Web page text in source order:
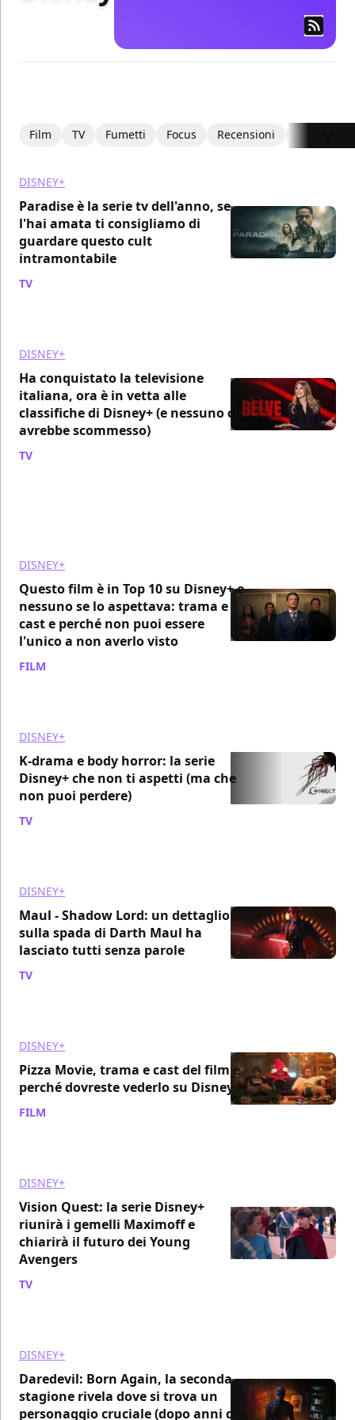
Film TV Fumetti Focus Recensioni
DISNEY+
Paradise è la serie tv dell'anno, se
l'hai amata ti consigliamo di
guardare questo cult
intramontabile
TV
DISNEY+
Ha conquistato la televisione
italiana, ora è in vetta alle
classifiche di Disney+ (e nessuno ci
avrebbe scommesso)
TV
DISNEY+
Questo film è in Top 10 su Disney+ e
nessuno se lo aspettava: trama e
cast e perché non puoi essere
l'unico a non averlo visto
FILM
DISNEY+
K-drama e body horror: la serie
Disney+ che non ti aspetti (ma che
non puoi perdere)
TV
DISNEY+
Maul - Shadow Lord: un dettaglio
sulla spada di Darth Maul ha
lasciato tutti senza parole
TV
DISNEY+
Pizza Movie, trama e cast del film e
perché dovreste vederlo su Disney+
FILM
DISNEY+
Vision Quest: la serie Disney+
riunirà i gemelli Maximoff e
chiarirà il futuro dei Young
Avengers
TV
DISNEY+
Daredevil: Born Again, la seconda
stagione rivela dove si trova un
personaggio cruciale (dopo anni di